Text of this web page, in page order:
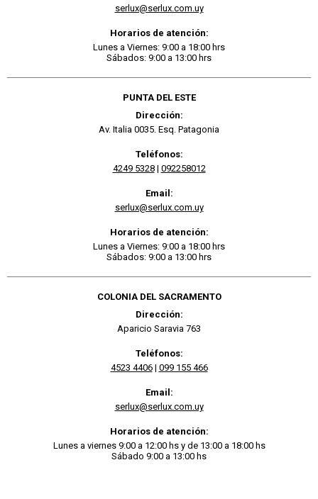
serlux@serlux.com.uy
Horarios de atención:
Lunes a Viernes: 9:00 a 18:00 hrs
Sábados: 9:00 a 13:00 hrs
PUNTA DEL ESTE
Dirección:
Av. Italia 0035. Esq. Patagonia
Teléfonos:
4249 5328| 092258012
Email:
serlux@serlux.com.uy
Horarios de atención:
Lunes a Viernes: 9:00 a 18:00 hrs
Sábados: 9:00 a 13:00 hrs
COLONIA DEL SACRAMENTO
Dirección:
Aparicio Saravia 763
Teléfonos:
4523 4406| 099 155 466
Email:
serlux@serlux.com.uy
Horarios de atención:
Lunes a viernes 9:00 a 12:00 hs y de 13:00 a 18:00 hs
Sábado 9:00 a 13:00 hs